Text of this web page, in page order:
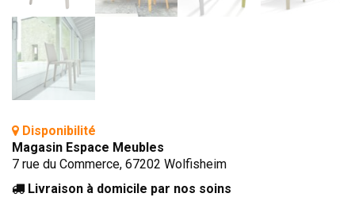
MATELAS
LITS RELEVABLES
CADRES DE LIT
LITS FIXES
MEUBLES DE COMPLÉMENT
TAPIS
Disponibilité
Magasin Espace Meubles
7 rue du Commerce, 67202 Wolfisheim
Livraison à domicile par nos soins